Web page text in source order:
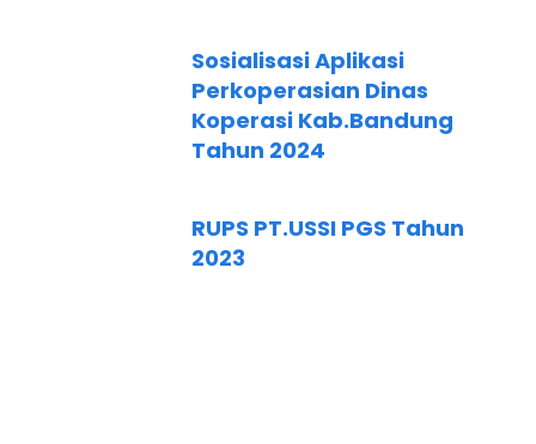
Sosialisasi Aplikasi
Perkoperasian Dinas
Koperasi Kab.Bandung
Tahun 2024
RUPS PT.USSI PGS Tahun
2023